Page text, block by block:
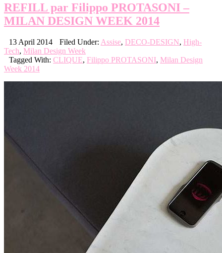
REFILL par Filippo PROTASONI –
MILAN DESIGN WEEK 2014
13 April 2014 Filed Under: Assise, DECO-DESIGN, High-
Tech, Milan Design Week
Tagged With: CLIQUE, Filippo PROTASONI, Milan Design
Week 2014